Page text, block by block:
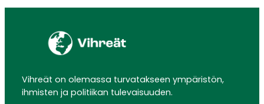
Vihreät on olemassa turvatakseen ympäristön,
ihmisten ja politiikan tulevaisuuden.